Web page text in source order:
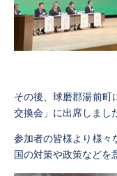
その後、球磨郡湯前町
交換会」に出席しまし
参加者の皆様より様々
国の対策や政策などを